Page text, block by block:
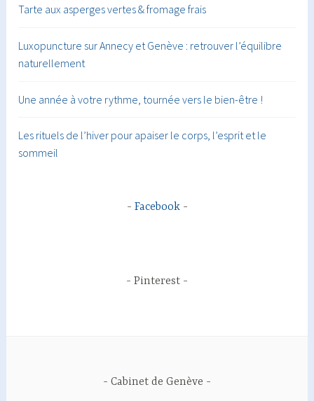
Tarte aux asperges vertes & fromage frais
Luxopuncture sur Annecy et Genève : retrouver l’équilibre
naturellement
Une année à votre rythme, tournée vers le bien-être !
Les rituels de l’hiver pour apaiser le corps, l’esprit et le
sommeil
Facebook
Pinterest
Cabinet de Genève